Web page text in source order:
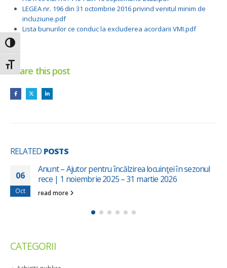
Toggle High Contrast
Toggle Font size
LEGEA nr. 196 din 31 octombrie 2016 privind venitul minim de
incluziune.pdf
Lista bunurilor ce conduc la excluderea acordarii VMI.pdf
Share this post
RELATED POSTS
06
Oct
Anunt – Ajutor pentru încălzirea locuinţei în sezonul
rece | 1 noiembrie 2025 – 31 martie 2026
read more
CATEGORII